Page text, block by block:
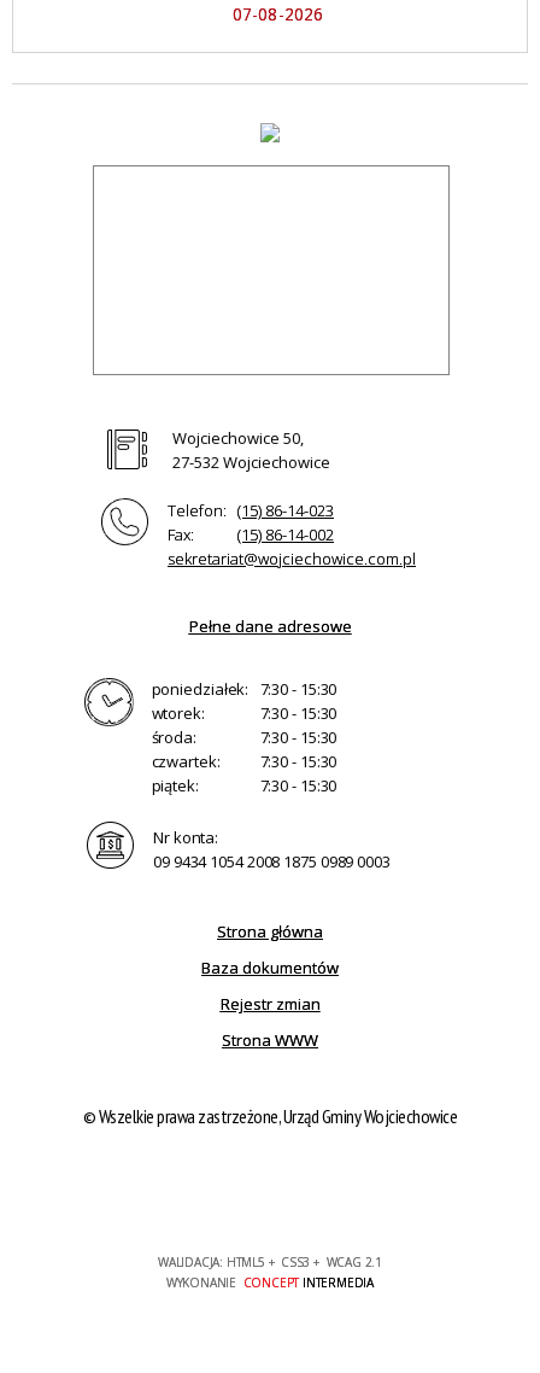
07-08-2026
Wojciechowice 50,
27-532 Wojciechowice
Telefon: (15) 86-14-023
Fax:
(15) 86-14-002
sekretariat@wojciechowice.com.pl
Pełne dane adresowe
poniedziałek:
7:30 - 15:30
wtorek:
7:30 - 15:30
środa:
7:30 - 15:30
czwartek:
7:30 - 15:30
piątek:
7:30 - 15:30
Nr konta:
09 9434 1054 2008 1875 0989 0003
Strona główna
Baza dokumentów
Rejestr zmian
Strona WWW
© Wszelkie prawa zastrzeżone, Urząd Gminy Wojciechowice
WALIDACJA: HTML5 + CSS3 + WCAG 2.1
WYKONANIE CONCEPTINTERMEDIA